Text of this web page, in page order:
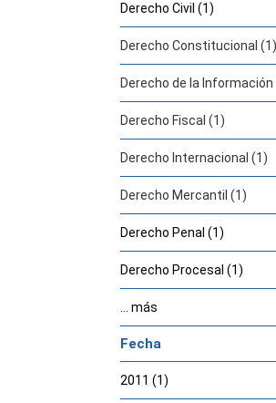
Derecho Civil (1)
Derecho Constitucional (1)
Derecho de la Información
Derecho Fiscal (1)
Derecho Internacional (1)
Derecho Mercantil (1)
Derecho Penal (1)
Derecho Procesal (1)
... más
Fecha
2011 (1)